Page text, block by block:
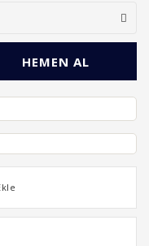
HEMEN AL